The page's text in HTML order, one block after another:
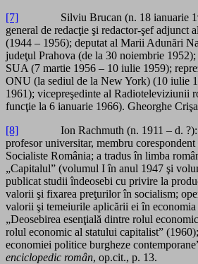
[7] Silviu Brucan (n. 18 ianuarie
general de redacţie şi redactor-şef adjunct
(1944 – 1956); deputat al Marii Adunări
judeţul Prahova (de la 30 noiembrie
SUA (7 martie 1956 – 10 iulie 1959);
ONU (la sediul de la New York) (10 iulie
1961); vicepreşedinte al Radioteleviziunii
funcţie la 6 ianuarie 1966). Gheorghe
[8] Ion Rachmuth (n. 1911 – d. ?):
profesor universitar, membru
Socialiste România; a tradus în limba
„Capitalul” (volumul I în anul 1947 şi
publicat studii îndeosebi cu privire la
valorii şi fixarea preţurilor în socialism;
valorii şi temeiurile aplicării ei în economia
„Deosebirea esenţială dintre rolul
rolul economic al statului capitalist”
economiei politice burgheze
enciclopedic român, op.cit., p. 13.